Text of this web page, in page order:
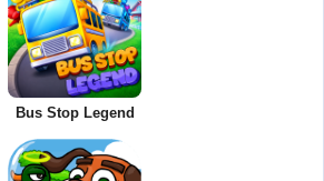
Bus Stop Legend